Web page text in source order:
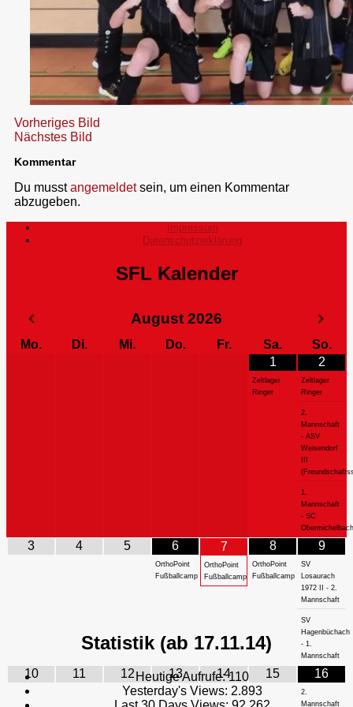
Vorheriges Bild
Nächstes Bild
Kommentar
Du musstangemeldetsein, um einen Kommentar
abzugeben.
Impressum
Datenschutzerklärung
SFL Kalender
August 2026
Mo. Di. Mi. Do. Fr. Sa.
So.
1
Zeltlager
Ringer
2
Zeltlager
Ringer
2.
Mannschaft
- ASV
Weisendorf
1.
Mannschaft
- SC
Obermichelbach
3 4 5 6
OrthoPoint
Fußballcamp
7
OrthoPoint
Fußballcamp
8
OrthoPoint
Fußballcamp
9
SV
Losaurach
1972 II - 2.
Mannschaft
SV
Hagenbüchach
- 1.
Mannschaft
10 11 12 13 14 15 16
2.
Mannschaft
Statistik (ab 17.11.14)
Heutige Aufrufe:110
Yesterday's Views: 2.893